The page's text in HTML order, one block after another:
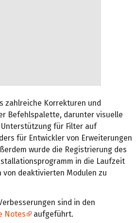
zahlreiche Korrekturen und
Befehlspalette, darunter visuelle
für Filter auf
für Entwickler von Erweiterungen
wurde die Registrierung des
in die Laufzeit
von deaktivierten Modulen zu
sind in den
Notes aufgeführt.